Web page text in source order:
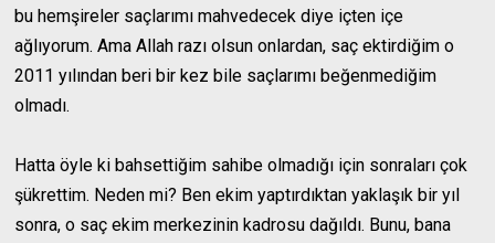
bu hemşireler saçlarımı mahvedecek diye içten içe
ağlıyorum. Ama Allah razı olsun onlardan, saç ektirdiğim o
2011 yılından beri bir kez bile saçlarımı beğenmediğim
olmadı.
Hatta öyle ki bahsettiğim sahibe olmadığı için sonraları çok
şükrettim. Neden mi? Ben ekim yaptırdıktan yaklaşık bir yıl
sonra, o saç ekim merkezinin kadrosu dağıldı. Bunu, bana